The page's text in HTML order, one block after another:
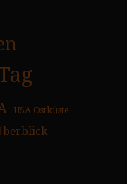
USA Ostküste